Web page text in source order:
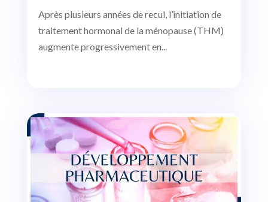
Après plusieurs années de recul, l’initiation de
traitement hormonal de la ménopause (THM)
augmente progressivement en...